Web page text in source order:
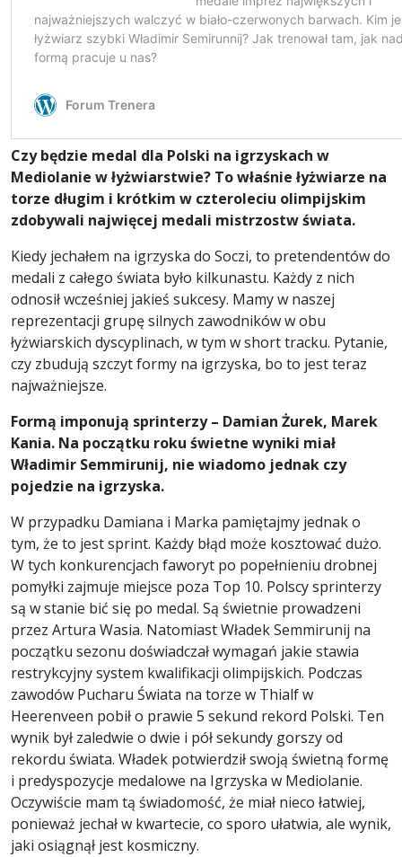
Czy będzie medal dla Polski na igrzyskach w
Mediolanie w łyżwiarstwie? To właśnie łyżwiarze na
torze długim i krótkim w czteroleciu olimpijskim
zdobywali najwięcej medali mistrzostw świata.
Kiedy jechałem na igrzyska do Soczi, to pretendentów do
medali z całego świata było kilkunastu. Każdy z nich
odnosił wcześniej jakieś sukcesy. Mamy w naszej
reprezentacji grupę silnych zawodników w obu
łyżwiarskich dyscyplinach, w tym w short tracku. Pytanie,
czy zbudują szczyt formy na igrzyska, bo to jest teraz
najważniejsze.
Formą imponują sprinterzy – Damian Żurek, Marek
Kania. Na początku roku świetne wyniki miał
Władimir Semmirunij, nie wiadomo jednak czy
pojedzie na igrzyska.
W przypadku Damiana i Marka pamiętajmy jednak o
tym, że to jest sprint. Każdy błąd może kosztować dużo.
W tych konkurencjach faworyt po popełnieniu drobnej
pomyłki zajmuje miejsce poza Top 10. Polscy sprinterzy
są w stanie bić się po medal. Są świetnie prowadzeni
przez Artura Wasia. Natomiast Władek Semmirunij na
początku sezonu doświadczał wymagań jakie stawia
restrykcyjny system kwalifikacji olimpijskich. Podczas
zawodów Pucharu Świata na torze w Thialf w
Heerenveen pobił o prawie 5 sekund rekord Polski. Ten
wynik był zaledwie o dwie i pół sekundy gorszy od
rekordu świata. Władek potwierdził swoją świetną formę
i predyspozycje medalowe na Igrzyska w Mediolanie.
Oczywiście mam tą świadomość, że miał nieco łatwiej,
ponieważ jechał w kwartecie, co sporo ułatwia, ale wynik,
jaki osiągnął jest kosmiczny.